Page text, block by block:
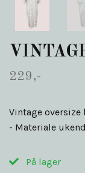
229,-
Vintage oversize
- Materiale
På lager